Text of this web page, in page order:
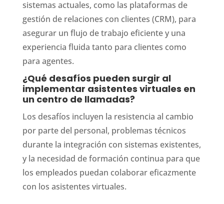
sistemas actuales, como las plataformas de
gestión de relaciones con clientes (CRM), para
asegurar un flujo de trabajo eficiente y una
experiencia fluida tanto para clientes como
para agentes.
¿Qué desafíos pueden surgir al
implementar asistentes virtuales en
un centro de llamadas?
Los desafíos incluyen la resistencia al cambio
por parte del personal, problemas técnicos
durante la integración con sistemas existentes,
y la necesidad de formación continua para que
los empleados puedan colaborar eficazmente
con los asistentes virtuales.